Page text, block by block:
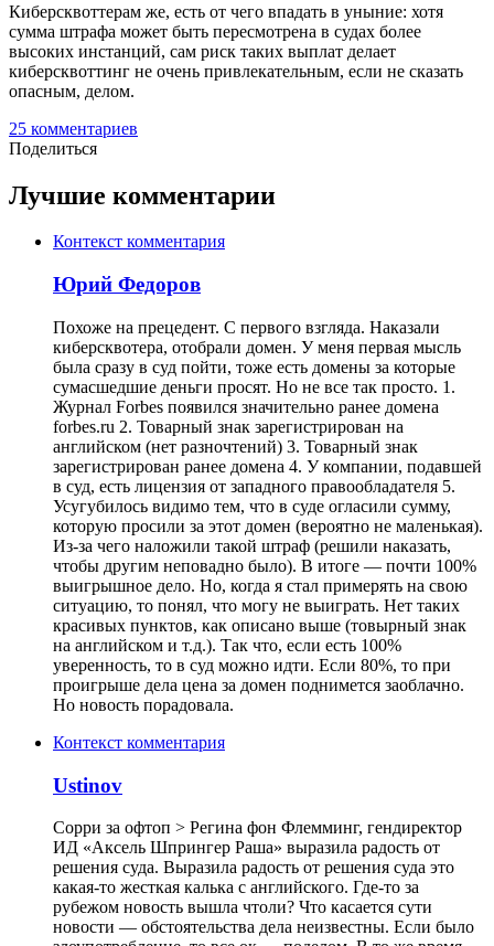
Киберсквоттерам же, есть от чего впадать в уныние: хотя
сумма штрафа может быть пересмотрена в судах более
высоких инстанций, сам риск таких выплат делает
киберсквоттинг не очень привлекательным, если не сказать
опасным, делом.
25 комментариев
Поделиться
Лучшие комментарии
Контекст комментария
Юрий Федоров
Похоже на прецедент. С первого взгляда. Наказали
киберсквотера, отобрали домен. У меня первая мысль
была сразу в суд пойти, тоже есть домены за которые
сумасшедшие деньги просят. Но не все так просто. 1.
Журнал Forbes появился значительно ранее домена
forbes.ru 2. Товарный знак зарегистрирован на
английском (нет разночтений) 3. Товарный знак
зарегистрирован ранее домена 4. У компании, подавшей
в суд, есть лицензия от западного правообладателя 5.
Усугубилось видимо тем, что в суде огласили сумму,
которую просили за этот домен (вероятно не маленькая).
Из-за чего наложили такой штраф (решили наказать,
чтобы другим неповадно было). В итоге — почти 100%
выигрышное дело. Но, когда я стал примерять на свою
ситуацию, то понял, что могу не выиграть. Нет таких
красивых пунктов, как описано выше (товырный знак
на английском и т.д.). Так что, если есть 100%
уверенность, то в суд можно идти. Если 80%, то при
проигрыше дела цена за домен поднимется заоблачно.
Но новость порадовала.
Контекст комментария
Ustinov
Сорри за офтоп > Регина фон Флемминг, гендиректор
ИД «Аксель Шпрингер Раша» выразила радость от
решения суда. Выразила радость от решения суда это
какая-то жесткая калька с английского. Где-то за
рубежом новость вышла чтоли? Что касается сути
новости — обстоятельства дела неизвестны. Если было